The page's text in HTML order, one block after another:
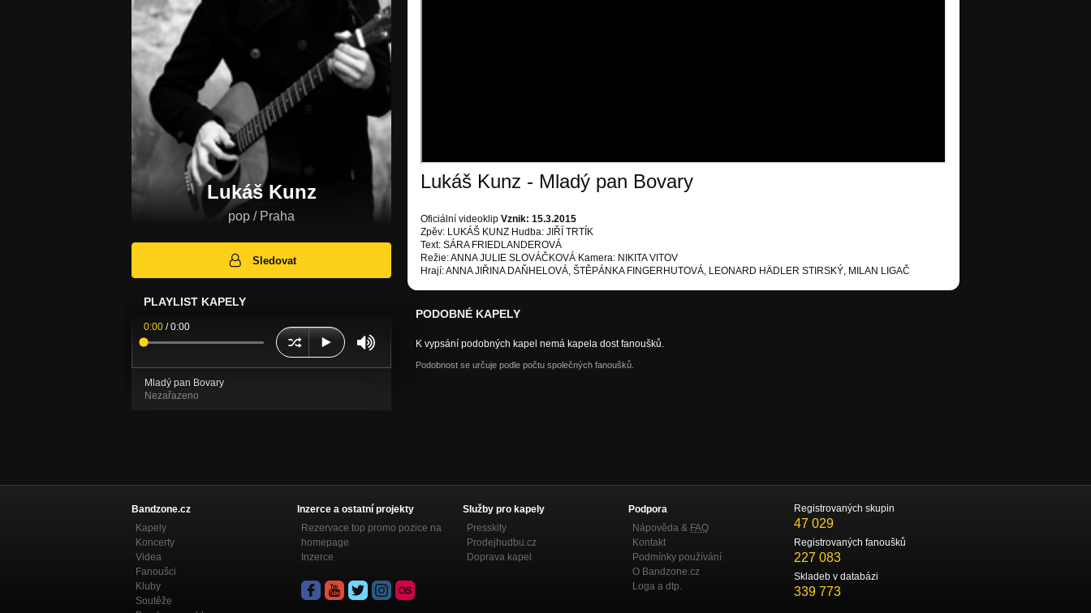
Lukáš Kunz
pop / Praha
Sledovat
PLAYLIST KAPELY
0:00 /0:00
Mladý pan Bovary
Nezařazeno
Lukáš Kunz - Mladý pan Bovary
Oficiální videoklip Vznik: 15.3.2015
Zpěv: LUKÁŠ KUNZ Hudba: JIŘÍ TRTÍK
Text: SÁRA FRIEDLANDEROVÁ
Režie: ANNA JULIE SLOVÁČKOVÁ Kamera: NIKITA VITOV
Hrají: ANNA JIŘINA DAŇHELOVÁ, ŠTĚPÁNKA FINGERHUTOVÁ, LEONARD HÄDLER STIRSKÝ, MILAN LIGAČ
PODOBNÉ KAPELY
K vypsání podobných kapel nemá kapela dost fanoušků.
Podobnost se určuje podle počtu společných fanoušků.
Bandzone.cz
Kapely
Koncerty
Videa
Fanoušci
Kluby
Soutěže
Inzerce a ostatní projekty
Rezervace top promo pozice na
homepage
Inzerce
Služby pro kapely
Presskity
Prodejhudbu.cz
Doprava kapel
Podpora
Nápověda & FAQ
Kontakt
Podmínky používání
O Bandzone.cz
Loga a dtp.
Registrovaných skupin
47 029
Registrovaných fanoušků
227 083
Skladeb v databázi
339 773